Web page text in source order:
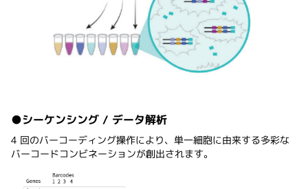
●シーケンシング / データ解析
4 回のバーコーディング操作により、単一細胞に由来する多彩な
バーコードコンビネーションが創出されます。